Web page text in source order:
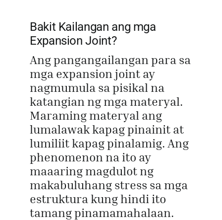
Bakit Kailangan ang mga
Expansion Joint?
Ang pangangailangan para sa
mga expansion joint ay
nagmumula sa pisikal na
katangian ng mga materyal.
Maraming materyal ang
lumalawak kapag pinainit at
lumiliit kapag pinalamig. Ang
phenomenon na ito ay
maaaring magdulot ng
makabuluhang stress sa mga
estruktura kung hindi ito
tamang pinamamahalaan.